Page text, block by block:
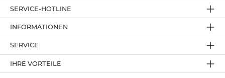
SERVICE-HOTLINE
IHRE VORTEILE
INFORMATIONEN
SERVICE